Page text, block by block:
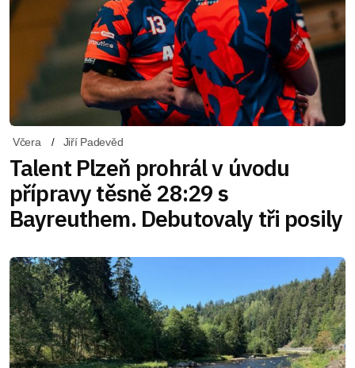
Včera Jiří Padevěd
Talent Plzeň prohrál v úvodu
přípravy těsně 28:29 s
Bayreuthem. Debutovaly tři posily